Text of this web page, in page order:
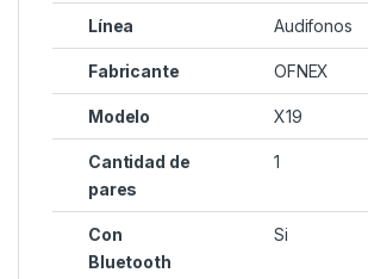
Línea Audifonos
Fabricante OFNEX
Modelo X19
Cantidad de
pares
1
Con
Bluetooth
Si